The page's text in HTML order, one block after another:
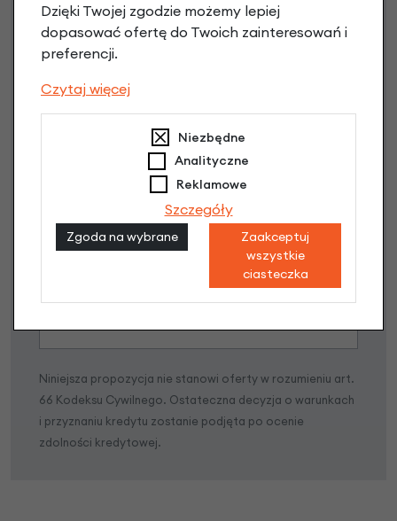
Raty 0%
3 miesiące nie płacisz
Raty do 60 miesięcy
Poznaj szczegóły
Niniejsza propozycja nie stanowi oferty w rozumieniu art.
66 Kodeksu Cywilnego. Ostateczna decyzja o warunkach
i przyznaniu kredytu zostanie podjęta po ocenie
zdolności kredytowej.
Dzięki Twojej zgodzie możemy lepiej
dopasować ofertę do Twoich zainteresowań i
preferencji.
Czytaj więcej
Niezbędne
Analityczne
Reklamowe
Szczegóły
Zgoda na wybrane
Zaakceptuj
wszystkie
ciasteczka